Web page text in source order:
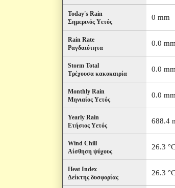
Today's Rain
Σημερινός Υετός
0 mm
Rain Rate
Ραγδαιότητα
0.0
Storm Total
Τρέχουσα κακοκαιρία
0.0 mm
Monthly Rain
Μηνιαίος Υετός
0.0 mm
Yearly Rain
Ετήσιος Υετός
688.4
Wind Chill
Αίσθηση ψύχους
26.3
Heat Index
Δείκτης δυσφορίας
26.3